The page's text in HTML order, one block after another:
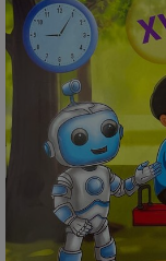
SÁCH
THIẾU
NHI
SÁCH
TIẾNG
VIỆT
SÁCH
NGOẠI
VPP